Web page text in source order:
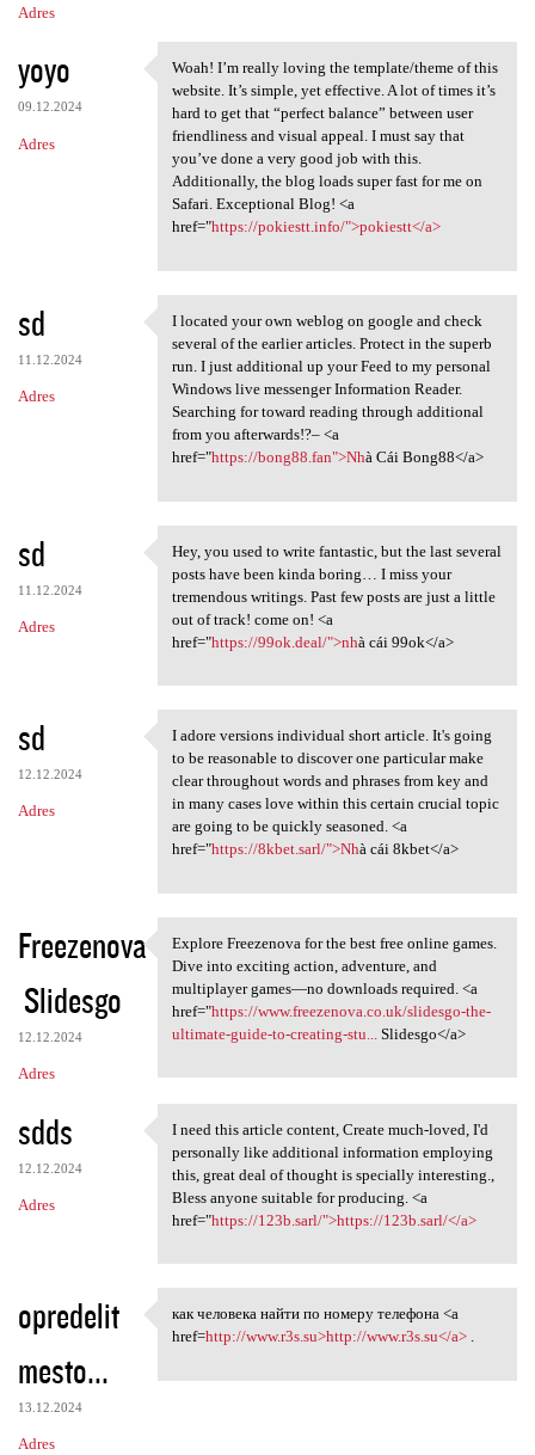
Adres
yoyo
09.12.2024
Adres
Woah! I’m really loving the
Woah! I’m really loving the template/theme of this
website. It’s simple, yet effective. A lot of times it’s
hard to get that “perfect balance” between user
friendliness and visual appeal. I must say that
you’ve done a very good job with this.
Additionally, the blog loads super fast for me on
Safari. Exceptional Blog! <a
href="https://pokiestt.info/">pokiestt</a>
sd
11.12.2024
Adres
I located your own weblog on
I located your own weblog on google and check
several of the earlier articles. Protect in the superb
run. I just additional up your Feed to my personal
Windows live messenger Information Reader.
Searching for toward reading through additional
from you afterwards!?– <a
href="https://bong88.fan">Nhà Cái Bong88</a>
sd
11.12.2024
Adres
Hey, you used to write
Hey, you used to write fantastic, but the last several
posts have been kinda boring… I miss your
tremendous writings. Past few posts are just a little
out of track! come on! <a
href="https://99ok.deal/">nhà cái 99ok</a>
sd
12.12.2024
Adres
I adore versions individual
I adore versions individual short article. It's going
to be reasonable to discover one particular make
clear throughout words and phrases from key and
in many cases love within this certain crucial topic
are going to be quickly seasoned. <a
href="https://8kbet.sarl/">Nhà cái 8kbet</a>
Freezenova
Slidesgo
12.12.2024
Adres
Explore Freezenova for the
Explore Freezenova for the best free online games.
Dive into exciting action, adventure, and
multiplayer games—no downloads required. <a
href="https://www.freezenova.co.uk/slidesgo-the-
ultimate-guide-to-creating-stu...
Slidesgo</a>
sdds
12.12.2024
Adres
I need this article content,
I need this article content, Create much-loved, I'd
personally like additional information employing
this, great deal of thought is specially interesting.,
Bless anyone suitable for producing. <a
href="https://123b.sarl/">https://123b.sarl/</a>
opredelit
mesto...
13.12.2024
Adres
как человека найти по номеру
как человека найти по номеру телефона <a
href=http://www.r3s.su>http://www.r3s.su</a>.